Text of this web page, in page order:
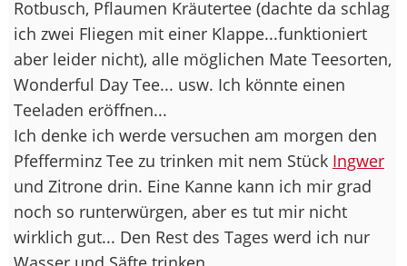
Rotbusch, Pflaumen Kräutertee (dachte da schlag
ich zwei Fliegen mit einer Klappe...funktioniert
aber leider nicht), alle möglichen Mate Teesorten,
Wonderful Day Tee... usw. Ich könnte einen
Teeladen eröffnen...
Ich denke ich werde versuchen am morgen den
Pfefferminz Tee zu trinken mit nem Stück Ingwer
und Zitrone drin. Eine Kanne kann ich mir grad
noch so runterwürgen, aber es tut mir nicht
wirklich gut... Den Rest des Tages werd ich nur